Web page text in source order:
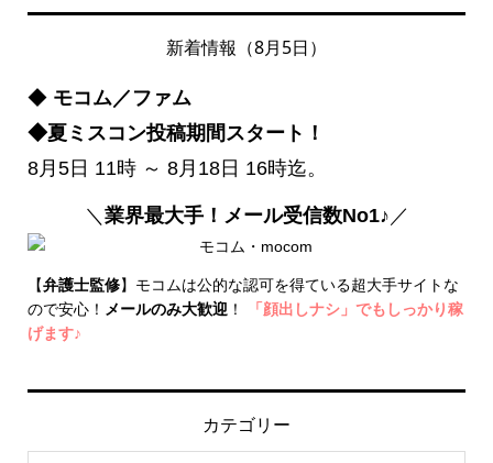
新着情報（8月5日）
◆ モコム／ファム
◆夏ミスコン投稿期間スタート！
8月5日 11時 ～ 8月18日 16時迄。
＼ 業界最大手！メール受信数No1♪ ／
【弁護士監修】モコムは公的な認可を得ている超大手サイトな
ので安心！ メールのみ大歓迎 ！
「顔出しナシ」でもしっかり稼
げます♪
カテゴリー